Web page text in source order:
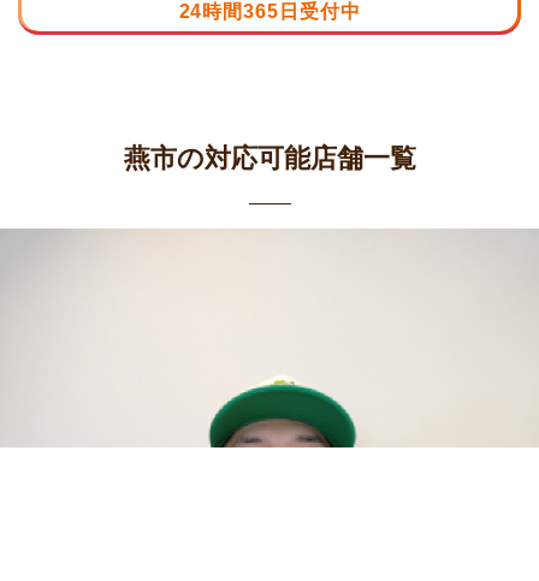
24時間365日受付中
燕市の対応可能店舗一覧